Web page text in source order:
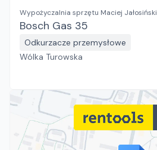
Wypożyczalnia sprzętu Maciej Jałosiński
Bosch Gas 35
Odkurzacze przemysłowe
Wólka Turowska